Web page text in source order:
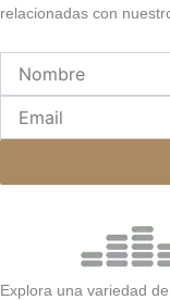
relacionadas con
Explora una variedad